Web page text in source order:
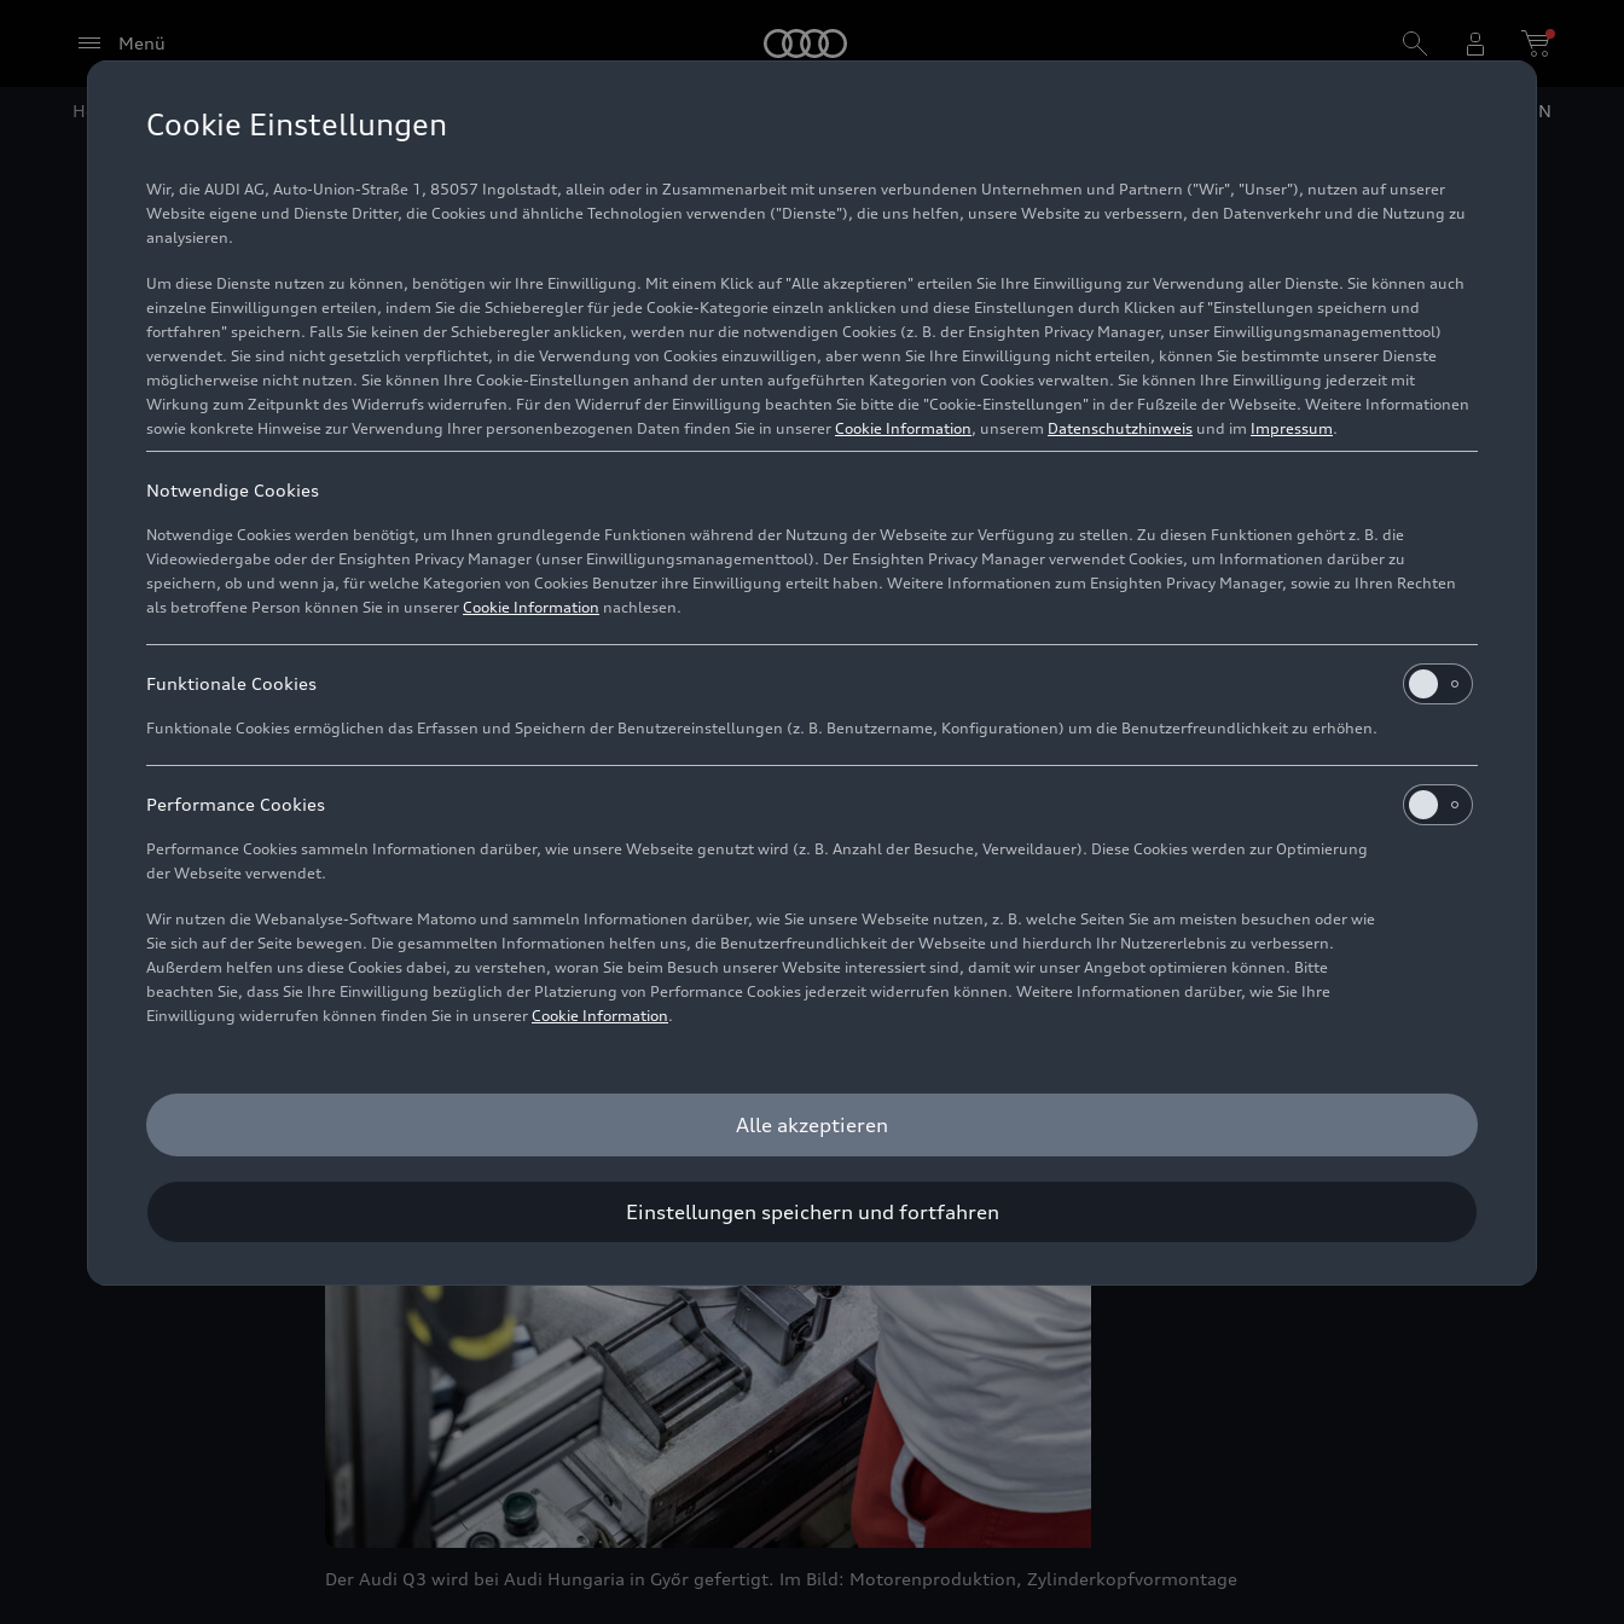
Menü
Home Audi Media Center Fotos EN
Audi Q3 SUV
Foto 16.06.2025
Der Audi Q3 wird bei Audi Hungaria in Győr gefertigt. Im Bild: Motorenproduktion, Zylinderkopfvormontage
Cookie Einstellungen
Wir, die AUDI AG, Auto-Union-Straße 1, 85057 Ingolstadt, allein oder in Zusammenarbeit mit unseren verbundenen Unternehmen und Partnern ("Wir", "Unser"), nutzen auf unserer
Website eigene und Dienste Dritter, die Cookies und ähnliche Technologien verwenden ("Dienste"), die uns helfen, unsere Website zu verbessern, den Datenverkehr und die Nutzung zu
analysieren.
Um diese Dienste nutzen zu können, benötigen wir Ihre Einwilligung. Mit einem Klick auf "Alle akzeptieren" erteilen Sie Ihre Einwilligung zur Verwendung aller Dienste. Sie können auch
einzelne Einwilligungen erteilen, indem Sie die Schieberegler für jede Cookie-Kategorie einzeln anklicken und diese Einstellungen durch Klicken auf "Einstellungen speichern und
fortfahren" speichern. Falls Sie keinen der Schieberegler anklicken, werden nur die notwendigen Cookies (z. B. der Ensighten Privacy Manager, unser Einwilligungsmanagementtool)
verwendet. Sie sind nicht gesetzlich verpflichtet, in die Verwendung von Cookies einzuwilligen, aber wenn Sie Ihre Einwilligung nicht erteilen, können Sie bestimmte unserer Dienste
möglicherweise nicht nutzen. Sie können Ihre Cookie-Einstellungen anhand der unten aufgeführten Kategorien von Cookies verwalten. Sie können Ihre Einwilligung jederzeit mit
Wirkung zum Zeitpunkt des Widerrufs widerrufen. Für den Widerruf der Einwilligung beachten Sie bitte die "Cookie-Einstellungen" in der Fußzeile der Webseite. Weitere Informationen
sowie konkrete Hinweise zur Verwendung Ihrer personenbezogenen Daten finden Sie in unserer Cookie Information, unserem Datenschutzhinweis und im Impressum.
Notwendige Cookies
Notwendige Cookies werden benötigt, um Ihnen grundlegende Funktionen während der Nutzung der Webseite zur Verfügung zu stellen. Zu diesen Funktionen gehört z. B. die
Videowiedergabe oder der Ensighten Privacy Manager (unser Einwilligungsmanagementtool). Der Ensighten Privacy Manager verwendet Cookies, um Informationen darüber zu
speichern, ob und wenn ja, für welche Kategorien von Cookies Benutzer ihre Einwilligung erteilt haben. Weitere Informationen zum Ensighten Privacy Manager, sowie zu Ihren Rechten
als betroffene Person können Sie in unserer Cookie Information nachlesen.
Funktionale Cookies
Funktionale Cookies ermöglichen das Erfassen und Speichern der Benutzereinstellungen (z. B. Benutzername, Konfigurationen) um die Benutzerfreundlichkeit zu erhöhen.
Performance Cookies
Performance Cookies sammeln Informationen darüber, wie unsere Webseite genutzt wird (z. B. Anzahl der Besuche, Verweildauer). Diese Cookies werden zur Optimierung
der Webseite verwendet.
Wir nutzen die Webanalyse-Software Matomo und sammeln Informationen darüber, wie Sie unsere Webseite nutzen, z. B. welche Seiten Sie am meisten besuchen oder wie
Sie sich auf der Seite bewegen. Die gesammelten Informationen helfen uns, die Benutzerfreundlichkeit der Webseite und hierdurch Ihr Nutzererlebnis zu verbessern.
Außerdem helfen uns diese Cookies dabei, zu verstehen, woran Sie beim Besuch unserer Website interessiert sind, damit wir unser Angebot optimieren können. Bitte
beachten Sie, dass Sie Ihre Einwilligung bezüglich der Platzierung von Performance Cookies jederzeit widerrufen können. Weitere Informationen darüber, wie Sie Ihre
Einwilligung widerrufen können finden Sie in unserer Cookie Information.
Alle akzeptieren
Einstellungen speichern und fortfahren